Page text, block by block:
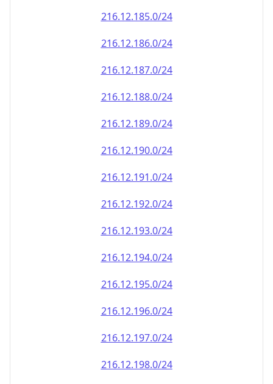
216.12.185.0/24
216.12.186.0/24
216.12.187.0/24
216.12.188.0/24
216.12.189.0/24
216.12.190.0/24
216.12.191.0/24
216.12.192.0/24
216.12.193.0/24
216.12.194.0/24
216.12.195.0/24
216.12.196.0/24
216.12.197.0/24
216.12.198.0/24